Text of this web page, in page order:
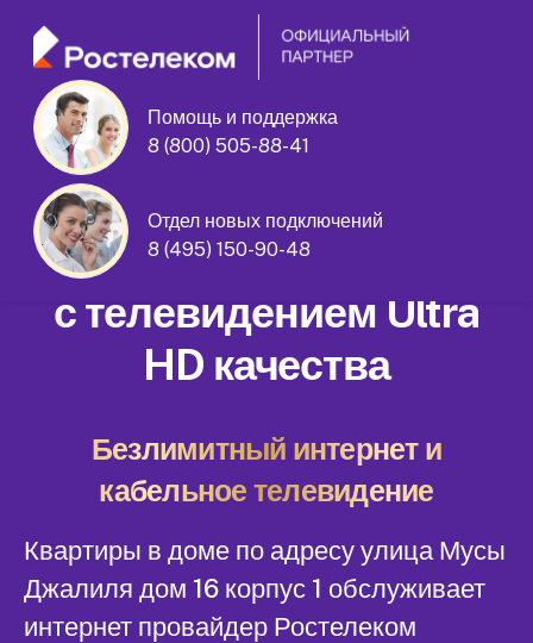
Помощь и поддержка
8 (800) 505-88-41
Отдел новых подключений
8 (495) 150-90-48
улица Мусы Джалиля дом 16 корпус
Домашний интернет
с телевидением Ultra
HD качества
Безлимитный интернет и
кабельное телевидение
Квартиры в доме по адресу улица Мусы
Джалиля дом 16 корпус 1 обслуживает
интернет провайдер Ростелеком